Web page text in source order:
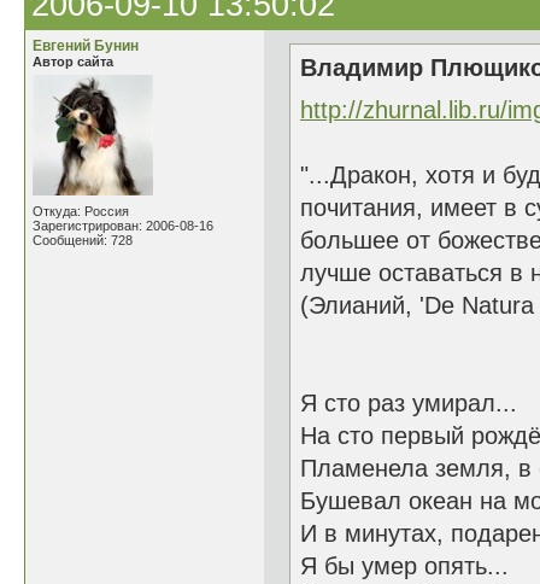
Евгений Бунин
Автор сайта
Откуда: Россия
Зарегистрирован: 2006-08-16
Сообщений: 728
Владимир
http://zhurnal.lib.ru/
"...Дракон, хотя и
почитания, имеет в
большее от
лучше оставаться в
(Элианий, 'De Natura
Я сто раз умирал...
На сто первый
Пламенела земля, в
Бушевал океан на
И в минутах,
Я бы умер опять...